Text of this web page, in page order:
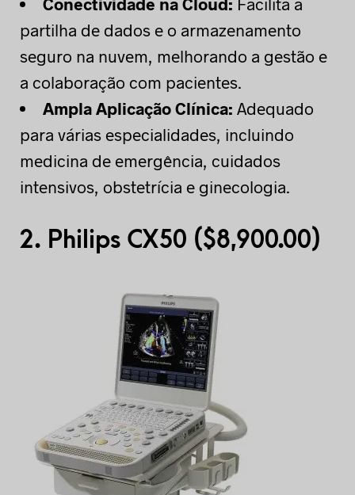
partilha de dados e o armazenamento
seguro na nuvem, melhorando a gestão e
a colaboração com pacientes.
Ampla Aplicação Clínica: Adequado
para várias especialidades, incluindo
medicina de emergência, cuidados
intensivos, obstetrícia e ginecologia.
2. Philips CX50 ($8,900.00)